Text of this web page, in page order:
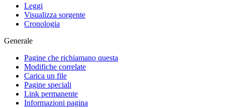
Leggi
Visualizza sorgente
Cronologia
Generale
Pagine che richiamano questa
Modifiche correlate
Carica un file
Pagine speciali
Link permanente
Informazioni pagina